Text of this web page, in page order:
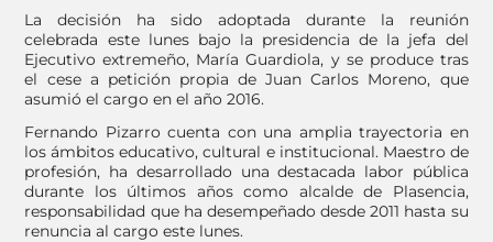
La decisión ha sido adoptada durante la reunión
celebrada este lunes bajo la presidencia de la jefa del
Ejecutivo extremeño, María Guardiola, y se produce tras
el cese a petición propia de Juan Carlos Moreno, que
asumió el cargo en el año 2016.
Fernando Pizarro cuenta con una amplia trayectoria en
los ámbitos educativo, cultural e institucional. Maestro de
profesión, ha desarrollado una destacada labor pública
durante los últimos años como alcalde de Plasencia,
responsabilidad que ha desempeñado desde 2011 hasta su
renuncia al cargo este lunes.